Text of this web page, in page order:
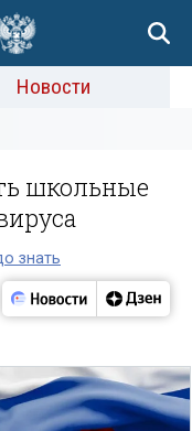
Новости
школьные
знать